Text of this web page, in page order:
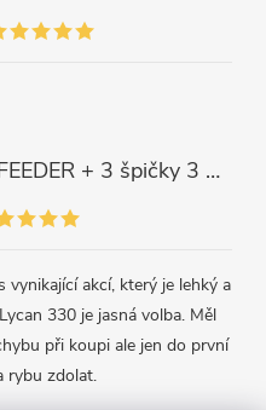
Delphin Prut LYCAN TeleFEEDER + 3 špičky 3 m, 80 g
akcí, který je lehký a
330 je jasná volba. Měl
při koupi ale jen do první
rybu zdolat.